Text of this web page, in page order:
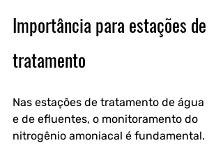
Importância para estações de
tratamento
Nas estações de tratamento de água
e de efluentes, o monitoramento do
nitrogênio amoniacal é fundamental.